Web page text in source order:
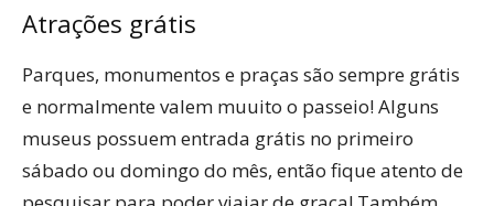
Atrações grátis
Parques, monumentos e praças são sempre grátis
e normalmente valem muuito o passeio! Alguns
museus possuem entrada grátis no primeiro
sábado ou domingo do mês, então fique atento de